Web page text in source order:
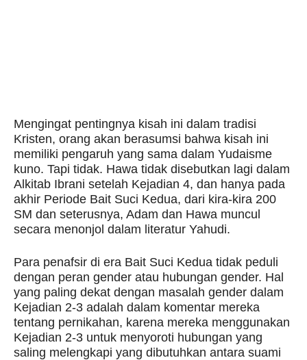
Mengingat pentingnya kisah ini dalam tradisi
Kristen, orang akan berasumsi bahwa kisah ini
memiliki pengaruh yang sama dalam Yudaisme
kuno. Tapi tidak. Hawa tidak disebutkan lagi dalam
Alkitab Ibrani setelah Kejadian 4, dan hanya pada
akhir Periode Bait Suci Kedua, dari kira-kira 200
SM dan seterusnya, Adam dan Hawa muncul
secara menonjol dalam literatur Yahudi.
Para penafsir di era Bait Suci Kedua tidak peduli
dengan peran gender atau hubungan gender. Hal
yang paling dekat dengan masalah gender dalam
Kejadian 2-3 adalah dalam komentar mereka
tentang pernikahan, karena mereka menggunakan
Kejadian 2-3 untuk menyoroti hubungan yang
saling melengkapi yang dibutuhkan antara suami